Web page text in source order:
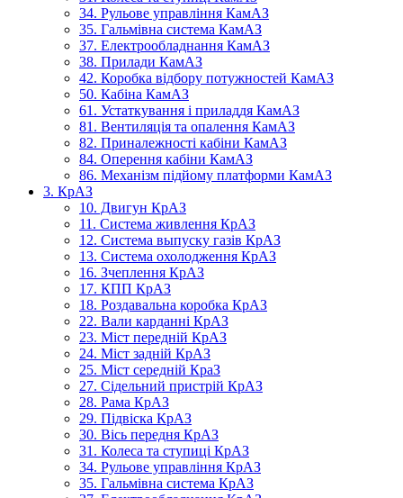
34. Рульове управління КамАЗ
35. Гальмівна система КамАЗ
37. Електрообладнання КамАЗ
38. Прилади КамАЗ
42. Коробка відбору потужностей КамАЗ
50. Кабіна КамАЗ
61. Устаткування і приладдя КамАЗ
81. Вентиляція та опалення КамАЗ
82. Приналежності кабіни КамАЗ
84. Оперення кабіни КамАЗ
86. Механізм підйому платформи КамАЗ
3. КрАЗ
10. Двигун КрАЗ
11. Система живлення КрАЗ
12. Система выпуску газів КрАЗ
13. Система охолодження КрАЗ
16. Зчеплення КрАЗ
17. КПП КрАЗ
18. Роздавальна коробка КрАЗ
22. Вали карданні КрАЗ
23. Міст передній КрАЗ
24. Міст задній КрАЗ
25. Міст середній КраЗ
27. Сідельний пристрій КрАЗ
28. Рама КрАЗ
29. Підвіска КрАЗ
30. Вісь передня КрАЗ
31. Колеса та ступиці КрАЗ
34. Рульове управління КрАЗ
35. Гальмівна система КрАЗ